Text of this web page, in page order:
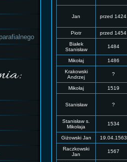
Jan przed 1424
Piotr
przed 1454
Białek
Stanisław
1484
Mikołaj 1486
Krakowski
Andrzej
?
Mikołaj 1519
Stanisław ?
Stanisław s.
Mikołaja
1534
Giżowski Jan 19.04.1563
Raczkowski
Jan
1567